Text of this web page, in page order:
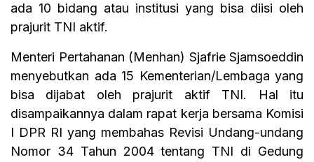
ada 10 bidang atau institusi yang bisa diisi oleh
prajurit TNI aktif.
Menteri Pertahanan (Menhan) Sjafrie Sjamsoeddin
menyebutkan ada 15 Kementerian/Lembaga yang
bisa dijabat oleh prajurit aktif TNI. Hal itu
disampaikannya dalam rapat kerja bersama Komisi
I DPR RI yang membahas Revisi Undang-undang
Nomor 34 Tahun 2004 tentang TNI di Gedung